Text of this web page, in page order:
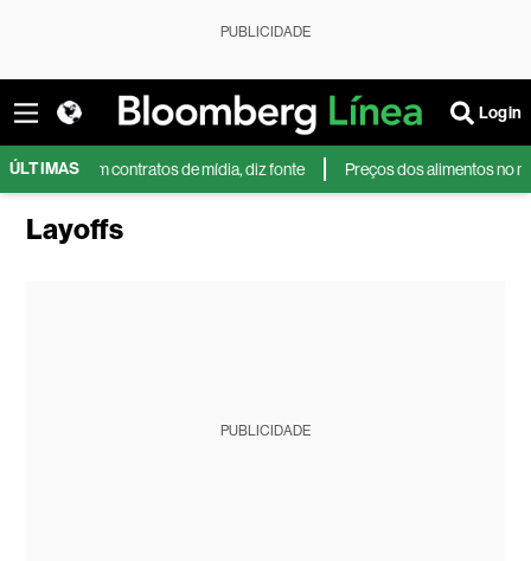
PUBLICIDADE
Login
ÚLTIMAS
Copa em contratos de mídia, diz fonte Preços dos alimentos no
Layoffs
PUBLICIDADE